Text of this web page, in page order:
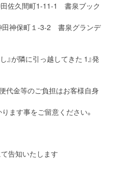
佐久間町1-11-1 書泉ブック
神保町１-3-2 書泉グランデ
』が隣に引っ越してきた 1』発
代金等のご負担はお客様自身
ます事をご留意ください。
て告知いたします